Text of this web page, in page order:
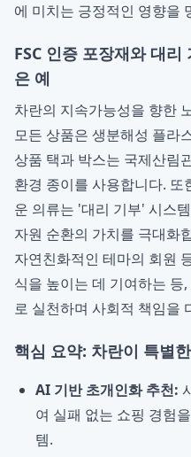
에 미치는 긍정적인 영향을
FSC 인증 포장재와 대리
은 예
차란의 지속가능성을 향한
모든 상품은 생분해성 플라
상품 택과 박스는 국제산림
환경 종이를 사용합니다. 또
운 의류는 '대리 기부' 시스
자원 순환의 가치를 극대화
자연친화적인 테마의 회원
식을 높이는 데 기여하는 등
로 실천하며 사회적 책임을
핵심 요약: 차란이 특별
AI 기반 초개인화 추천:
여 실패 없는 쇼핑 경험
템.